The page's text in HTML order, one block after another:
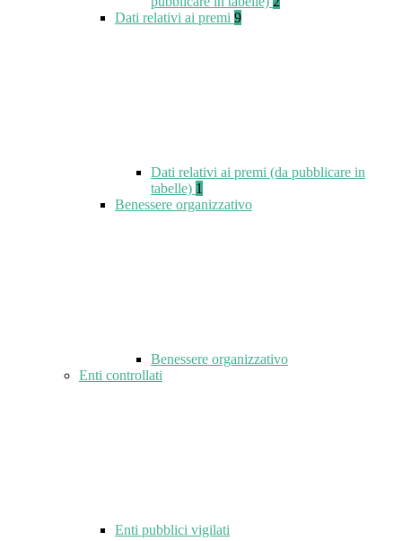
Dati relativi ai premi 9
Dati relativi ai premi (da pubblicare in
tabelle) 1
Benessere organizzativo
Benessere organizzativo
Enti controllati
Enti pubblici vigilati